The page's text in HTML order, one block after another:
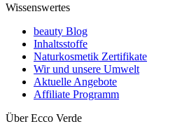
Wissenswertes
beauty Blog
Inhaltsstoffe
Naturkosmetik Zertifikate
Wir und unsere Umwelt
Aktuelle Angebote
Affiliate Programm
Über Ecco Verde